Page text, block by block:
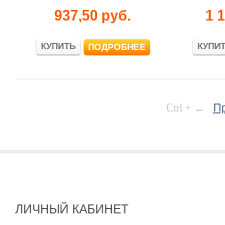
937,50 руб.
КУПИТЬ ПОДРОБНЕЕ
1
Ctrl + ←
ЛИЧНЫЙ КАБИНЕТ